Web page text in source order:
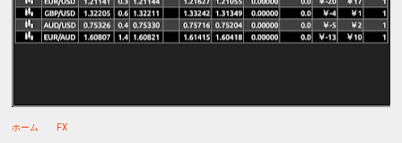
ホーム FX